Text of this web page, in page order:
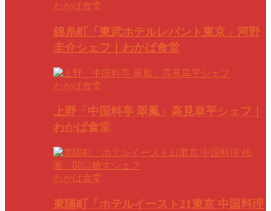
わかば食堂
錦糸町「東武ホテルレバント東京」河野
圭介シェフ｜わかば食堂
わかば食堂
上野「中国料亭 翠鳳」高見皐平シェフ｜
わかば食堂
わかば食堂
東陽町「ホテルイースト21東京 中国料理